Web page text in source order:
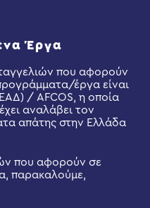
Έργα
που αφορούν
έργα είναι
/ AFCOS, η οποία
αναλάβει τον
απάτης στην Ελλάδα
που αφορούν σε
παρακαλούμε,